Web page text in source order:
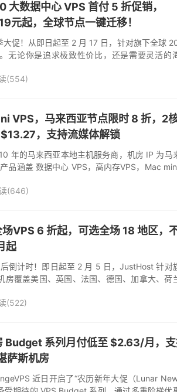
大数据中心 VPS 首付 5 折促销，
起，全球节点一键迁移！
促！从即日起至 2 月 17 日，针对旗下全球
无论你是追求极致性价比，还是需要灵活的
(554)
VPS，马来西亚节点限时 8 折，2
，支持流媒体解锁
年的马来西亚本地主机服务商，机房 IP 为马
品涵盖 数据中心 VPS，高内存VPS，Mac
(646)
VPS 6 折起，可选全场 18 地区，
起
倒计时！即日起至 2 月 5 日，JustHost 针对
覆盖美国、英国、法国、德国、加拿大、荷
(522)
Budget 系列月付低至 $2.63/月，
萨斯机房
近日开启了“农历新年大促（Lunar